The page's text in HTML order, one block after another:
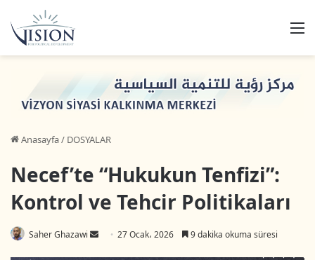
Anasayfa/ DOSYALAR
Necef’te “Hukukun Tenfizi”:
Kontrol ve Tehcir Politikaları
Saher Ghazawi 27 Ocak، 2026 9 dakika okuma süresi